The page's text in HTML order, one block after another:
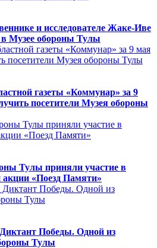
и исследователе Жаке-Иве
Музее обороны Тулы
газеты «Коммунар» за 9
посетители Музея обороны
Тулы приняли участие в
акции «Поезд Памяти»
Победы. Одной из
Тулы